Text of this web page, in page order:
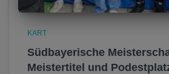
KART
Südbayerische
Meistertitel und